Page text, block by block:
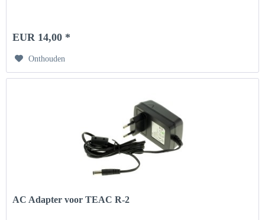
EUR 14,00 *
Onthouden
AC Adapter voor TEAC R-2